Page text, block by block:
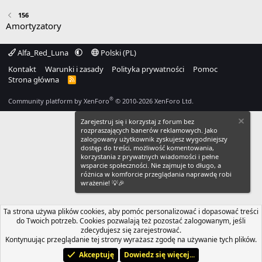
156
Amortyzatory
Alfa_Red_Luna
Polski (PL)
Kontakt
Warunki i zasady Polityka prywatności
Pomoc
Strona główna
R
S
Community platform by XenForo® © 2010-2026 XenForo Ltd.
Zarejestruj się i korzystaj z forum bez
rozpraszających banerów reklamowych. Jako
zalogowany użytkownik zyskujesz wygodniejszy
dostęp do treści, możliwość komentowania,
korzystania z prywatnych wiadomości i pełne
wsparcie społeczności. Nie zajmuje to długo, a
różnica w komforcie przeglądania naprawdę robi
wrażenie! 💡🎉
Ta strona używa plików cookies, aby pomóc personalizować i dopasować treści
do Twoich potrzeb. Cookies pozwalają też pozostać zalogowanym, jeśli
zdecydujesz się zarejestrować.
Kontynuując przeglądanie tej strony wyrażasz zgodę na używanie tych plików.
Akceptuję
Dowiedz się więcej...